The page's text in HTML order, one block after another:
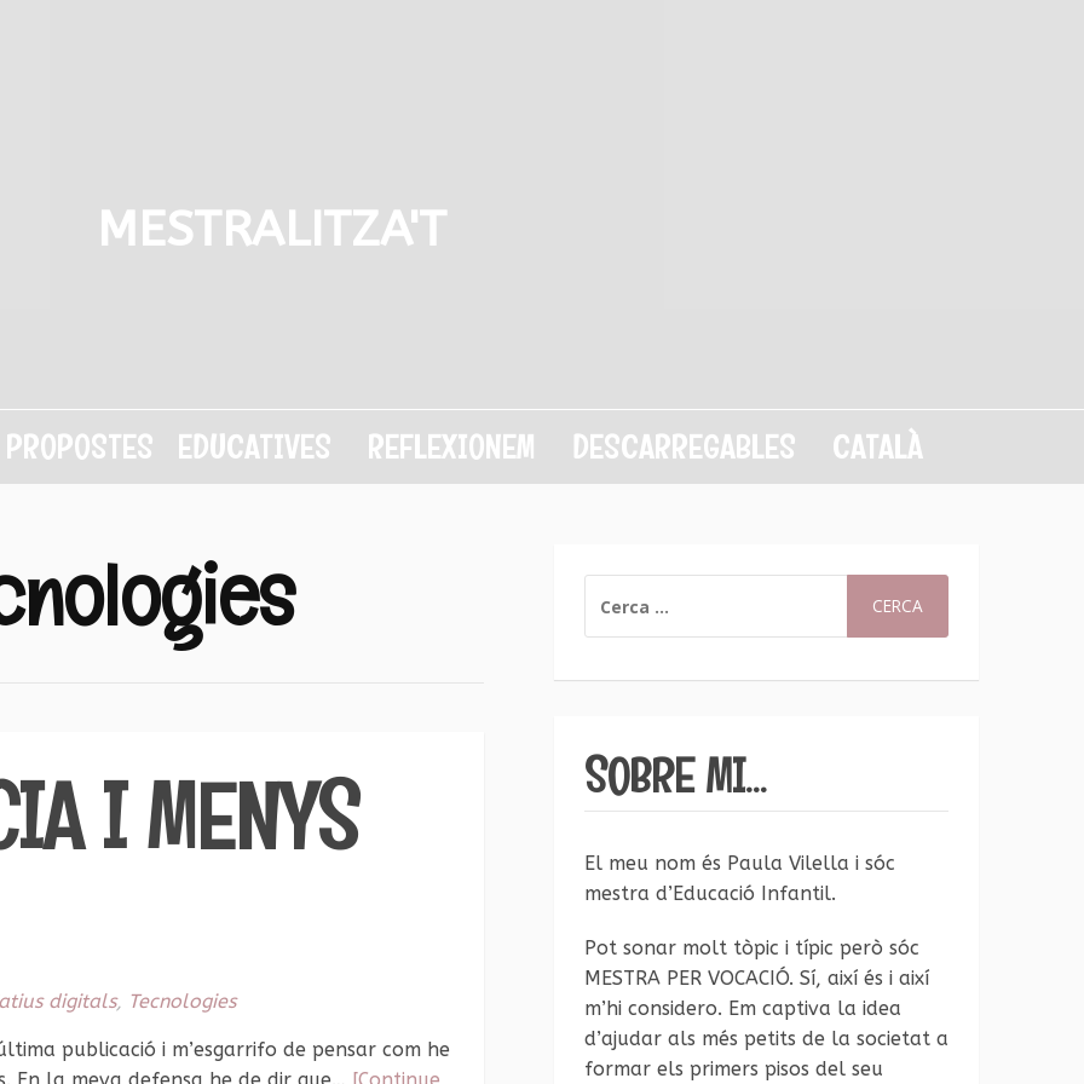
MESTRALITZA'T
PROPOSTES EDUCATIVES REFLEXIONEM DESCARREGABLES CATALÀ
I MENYS
digitals, Tecnologies
publicació i m’esgarrifo de pensar com he
SOBRE MI…
El meu nom és Paula Vilella i sóc
mestra d’Educació Infantil.
Pot sonar molt tòpic i típic però sóc
MESTRA PER VOCACIÓ. Sí, així és i així
m’hi considero. Em captiva la idea
d’ajudar als més petits de la societat a
formar els primers pisos del seu